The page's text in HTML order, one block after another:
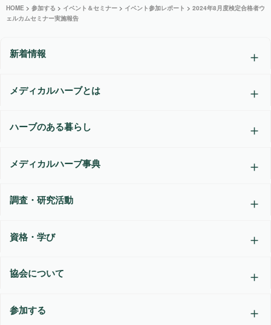
HOME > 参加する > イベント＆セミナー > イベント参加レポート > 2024年8月度検定合格者ウ
ェルカムセミナー実施報告
新着情報
メディカルハーブとは
ハーブのある暮らし
メディカルハーブ事典
調査・研究活動
資格・学び
協会について
参加する